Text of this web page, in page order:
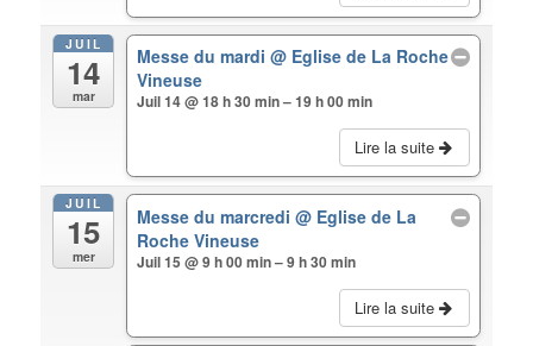
JUIL
14
mar
Messe du mardi @ Eglise de La Roche
Vineuse
Juil 14 @ 18 h 30 min – 19 h 00 min
Lire la suite
JUIL
15
mer
Messe du marcredi @ Eglise de La
Roche Vineuse
Juil 15 @ 9 h 00 min – 9 h 30 min
Lire la suite